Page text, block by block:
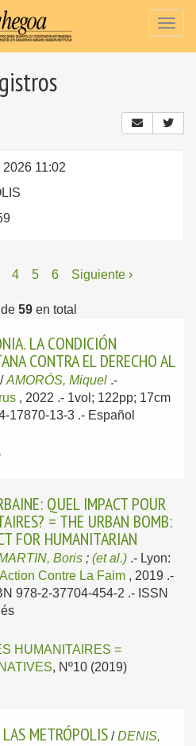
11:02
4 5 6 Siguiente ›
de 59 en total
LA CONDICIÓN
CONTRA EL DERECHO AL
/AMORÓS, Miquel .-
, 2022 .- 1vol; 122pp; 17cm
17870-13-3 .- Español
QUEL IMPACT POUR
= THE URBAN BOMB:
FOR HUMANITARIAN
Boris ; (et al.) .- Lyon:
Contre La Faim , 2019 .-
978-2-37704-454-2 .- ISSN
HUMANITAIRES =
, Nº10 (2019)
METRÓPOLIS /DENIS,